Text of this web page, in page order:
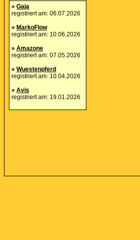
» Gaja
registriert am: 06.07.2026
» MarkoFlow
registriert am: 10.06.2026
» Amazone
registriert am: 07.05.2026
» Wuestenpferd
registriert am: 10.04.2026
» Avis
registriert am: 19.01.2026